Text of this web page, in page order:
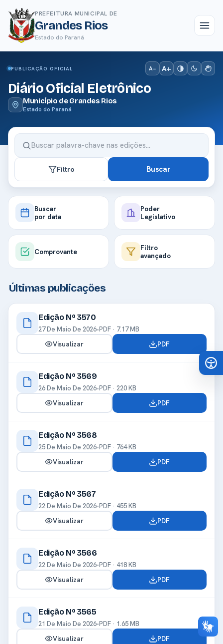
PREFEITURA MUNICIPAL DE
Grandes Rios
Estado do Paraná
PUBLICAÇÃO OFICIAL A− A+
Diário Oficial Eletrônico
Município de Grandes Rios
Estado do Paraná
Filtro Buscar
Buscar
por data
Poder
Legislativo
Comprovante
Filtro
avançado
Últimas publicações
Edição Nº 3570
27 De Maio De 2026•PDF · 7.17 MB
Visualizar PDF
Edição Nº 3569
26 De Maio De 2026•PDF · 220 KB
Visualizar PDF
Edição Nº 3568
25 De Maio De 2026•PDF · 764 KB
Visualizar PDF
Edição Nº 3567
22 De Maio De 2026•PDF · 455 KB
Visualizar PDF
Edição Nº 3566
22 De Maio De 2026•PDF · 418 KB
Visualizar PDF
Edição Nº 3565
21 De Maio De 2026•PDF · 1.65 MB
Visualizar PDF